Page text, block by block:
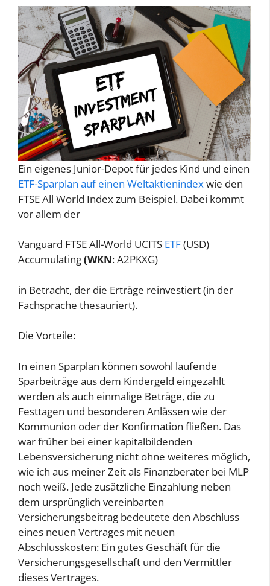
Ein eigenes Junior-Depot für jedes Kind und einen
ETF-Sparplan auf einen Weltaktienindexwie den
FTSE All World Index zum Beispiel. Dabei kommt
vor allem der
Vanguard FTSE All-World UCITS ETF(USD)
Accumulating(WKN: A2PKXG)
in Betracht, der die Erträge reinvestiert (in der
Fachsprache thesauriert).
Die Vorteile:
In einen Sparplan können sowohl laufende
Sparbeiträge aus dem Kindergeld eingezahlt
werden als auch einmalige Beträge, die zu
Festtagen und besonderen Anlässen wie der
Kommunion oder der Konfirmation fließen. Das
war früher bei einer kapitalbildenden
Lebensversicherung nicht ohne weiteres möglich,
wie ich aus meiner Zeit als Finanzberater bei MLP
noch weiß. Jede zusätzliche Einzahlung neben
dem ursprünglich vereinbarten
Versicherungsbeitrag bedeutete den Abschluss
eines neuen Vertrages mit neuen
Abschlusskosten: Ein gutes Geschäft für die
Versicherungsgesellschaft und den Vermittler
dieses Vertrages.